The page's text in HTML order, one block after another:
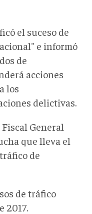
el suceso de
e informó
de
acciones
los
delictivas.
General
que lleva el
de
de tráfico
2017.